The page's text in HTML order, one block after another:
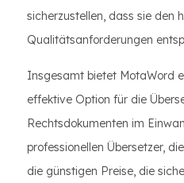
sicherzustellen, dass sie den
Qualitätsanforderungen
Insgesamt bietet MotaWord
effektive Option für die
Rechtsdokumenten im
professionellen Übersetzer,
die günstigen Preise, die